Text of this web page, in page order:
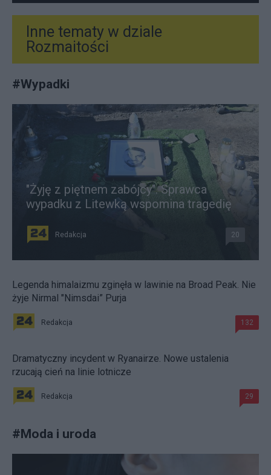
Inne tematy w dziale
Rozmaitości
#Wypadki
"Żyję z piętnem zabójcy". Sprawca
wypadku z Litewką wspomina tragedię
Redakcja 20
Legenda himalaizmu zginęła w lawinie na Broad Peak. Nie
żyje Nirmal "Nimsdai” Purja
Redakcja 132
Dramatyczny incydent w Ryanairze. Nowe ustalenia
rzucają cień na linie lotnicze
Redakcja 29
#Moda i uroda